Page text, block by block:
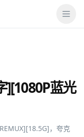
][1080P蓝光
，夸克